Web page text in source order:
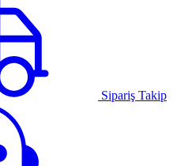
Sipariş Takip